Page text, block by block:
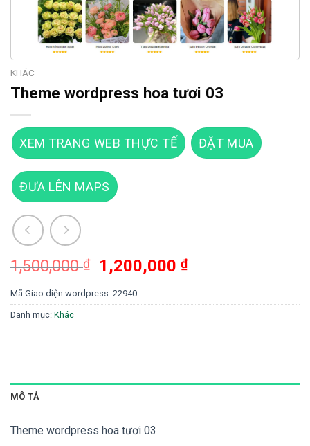
KHÁC
Theme wordpress hoa tươi 03
XEM TRANG WEB THỰC TẾ ĐẶT MUA
ĐƯA LÊN MAPS
1,500,000₫
Giá
gốc
là:
1,200,000₫Giá
hiện
Mã Giao diện wordpress: 22940
Danh mục: Khác
MÔ TẢ
Theme wordpress hoa tươi 03